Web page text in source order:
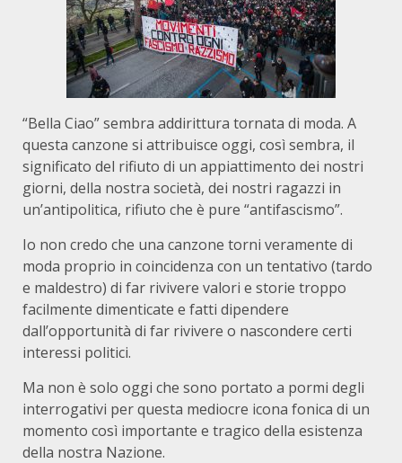
“Bella Ciao” sembra addirittura tornata di moda. A
questa canzone si attribuisce oggi, così sembra, il
significato del rifiuto di un appiattimento dei nostri
giorni, della nostra società, dei nostri ragazzi in
un’antipolitica, rifiuto che è pure “antifascismo”.
Io non credo che una canzone torni veramente di
moda proprio in coincidenza con un tentativo (tardo
e maldestro) di far rivivere valori e storie troppo
facilmente dimenticate e fatti dipendere
dall’opportunità di far rivivere o nascondere certi
interessi politici.
Ma non è solo oggi che sono portato a pormi degli
interrogativi per questa mediocre icona fonica di un
momento così importante e tragico della esistenza
della nostra Nazione.